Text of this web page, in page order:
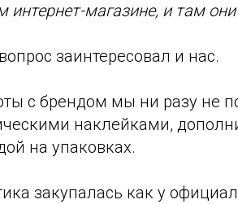
интернет-магазине, и там
заинтересовал и нас.
с брендом мы ни разу не
наклейками,
на упаковках.
закупалась как у